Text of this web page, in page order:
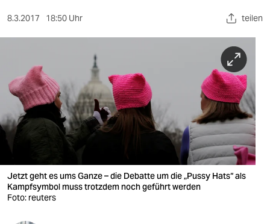
sport
berlin
nord
wahrheit
verlag
verlag
veranstaltungen
8.3.2017 18:50 Uhr teilen
Jetzt geht es ums Ganze – die Debatte um die „Pussy Hats“ als
Kampfsymbol muss trotzdem noch geführt werden
Foto: reuters